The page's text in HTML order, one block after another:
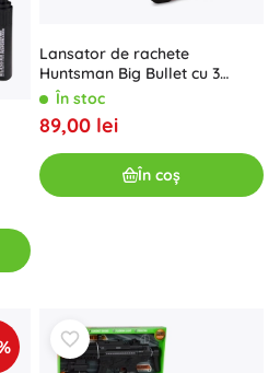
Lansator de rachete
Huntsman Big Bullet cu 3
gloanțe din spumă 37 cm
În stoc
89,00 lei
În coș